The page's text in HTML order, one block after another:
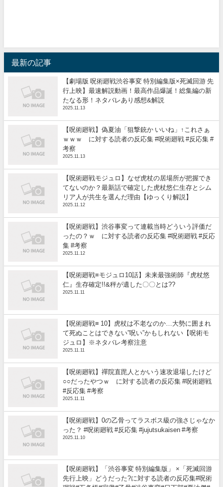
最新の記事
【劇場版 呪術廻戦渋谷事変 特別編集版×死滅回游 先
行上映】最速解説動画！最高作品爆誕！総集編の新
たなる形！ネタバレあり感想&解説
2025.11.13
【呪術廻戦】偽夏油「狙撃銃か いいね」↑これさぁ
ｗｗｗ に対する読者の反応集 #呪術廻戦 #反応集 #
考察
2025.11.13
【呪術廻戦モジュロ】なぜ虎杖の居場所が把握でき
てないのか？最新話で確定した虎杖悠仁生存とシム
リア人が共生を選んだ理由【ゆっくり解説】
2025.11.12
【呪術廻戦】渋谷事変って連載当時どういう評価だ
ったの？ｗ に対する読者の反応集 #呪術廻戦 #反応
集 #考察
2025.11.12
【呪術廻戦≡モジュロ10話】未来最強術師『虎杖悠
仁』生存確定!!&秤が遺した〇〇とは??
2025.11.11
【呪術廻戦≡ 10】虎杖は不老なのか…大勢に囲まれ
て死ぬことはできない”呪い”かもしれない【呪術モ
ジュロ】※ネタバレ考察注意
2025.11.11
【呪術廻戦】禪院直毘人とかいう速攻退場したけど
○○だったやつｗ に対する読者の反応集 #呪術廻戦
#反応集 #考察
2025.11.11
【呪術廻戦】0の乙骨ってラスボス級の強さじゃなか
った？ #呪術廻戦 #反応集 #jujutsukaisen #考察
2025.11.10
【呪術廻戦】「渋谷事変 特別編集版」 ×「死滅回游
先行上映」どうだった?に対する読者の反応集#呪術